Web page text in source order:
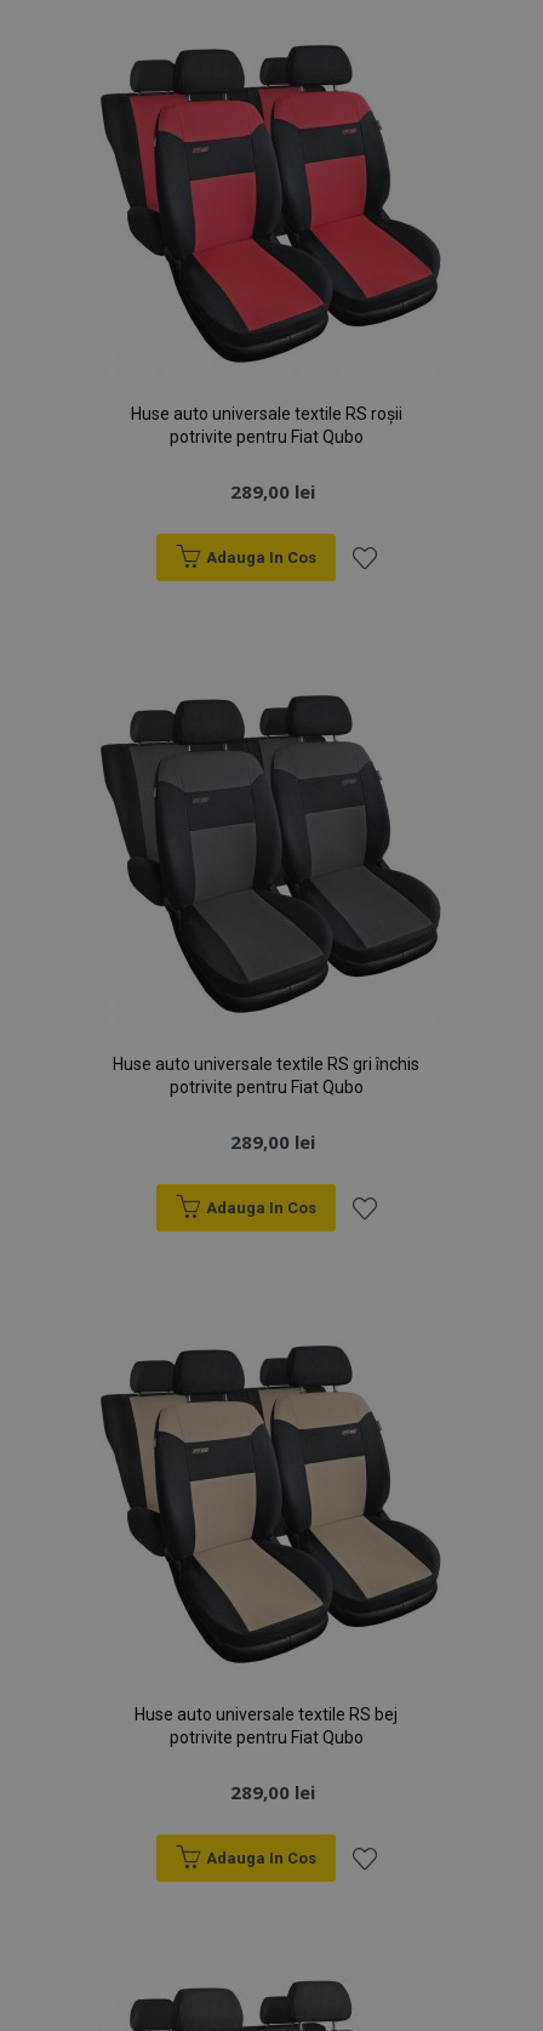
Dorințe
Huse auto universale textile RS roșii
potrivite pentru Fiat Qubo
289,00 lei
Adauga In Cos
Dorințe
Huse auto universale textile RS gri închis
potrivite pentru Fiat Qubo
289,00 lei
Adauga In Cos
Dorințe
Huse auto universale textile RS bej
potrivite pentru Fiat Qubo
289,00 lei
Adauga In Cos
Dorințe